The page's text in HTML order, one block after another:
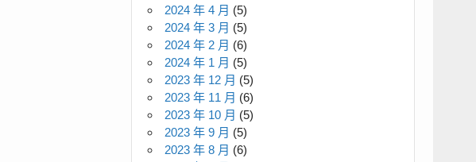
2024 年 4 月 (5)
2024 年 3 月 (5)
2024 年 2 月 (6)
2024 年 1 月 (5)
2023 年 12 月 (5)
2023 年 11 月 (6)
2023 年 10 月 (5)
2023 年 9 月 (5)
2023 年 8 月 (6)